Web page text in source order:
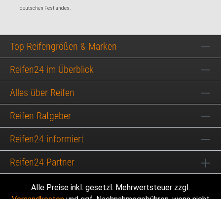
deutschen Festlandes.
Top Reifengrößen & Marken
Reifen24 im Überblick
Alles über Reifen
Reifen-Ratgeber
Reifen24 informiert
Reifen24 Partner
Alle Preise inkl. gesetzl. Mehrwertsteuer zzgl.